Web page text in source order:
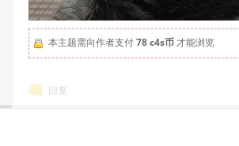
本主题需向作者支付78 c4s币才能浏览
回复